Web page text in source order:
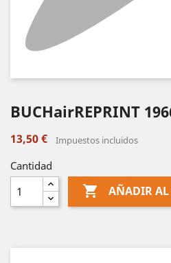
BUCHairREPRINT
13,50 € Impuestos incluidos
Cantidad
 AÑADIR AL